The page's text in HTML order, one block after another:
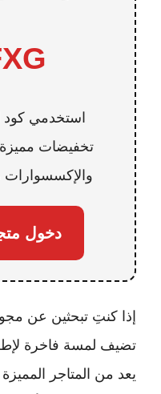
استخدمي
تخفيضات
والإكسسوارات
دخول
إذا كنتِ تبحثين عن
تضيف لمسة فاخرة
يعد من المتاجر